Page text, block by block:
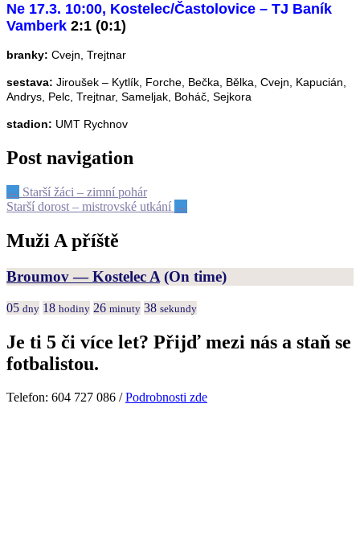
Ne 17.3. 10:00, Kostelec/Častolovice – TJ Baník
Vamberk 2:1 (0:1)
branky: Cvejn, Trejtnar
sestava: Jiroušek – Kytlík, Forche, Bečka, Bělka, Cvejn, Kapucián,
Andrys, Pelc, Trejtnar, Sameljak, Boháč, Sejkora
stadion: UMT Rychnov
Post navigation
← Starší žáci – zimní pohár
Starší dorost – mistrovské utkání →
Muži A příště
Broumov — Kostelec A (On time)
05 dny 18 hodiny 26 minuty 38 sekundy
Je ti 5 či více let? Přijď mezi nás a staň se
fotbalistou.
Telefon: 604 727 086 /Podrobnosti zde